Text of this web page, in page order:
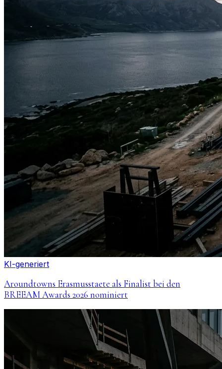
KI-generiert
Aroundtowns Erasmusstaete als Finalist bei den
BREEAM Awards 2026 nominiert